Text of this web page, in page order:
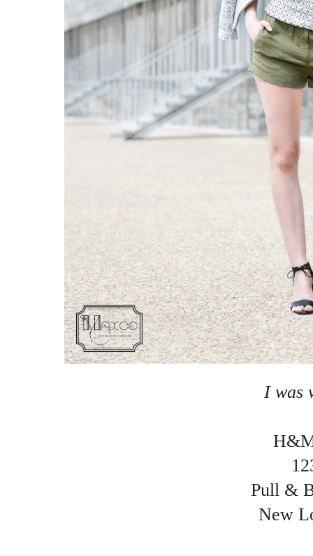
I was
Pull &
New